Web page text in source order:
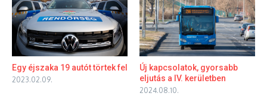
Egy éjszaka 19 autót törtek fel
2023.02.09.
Új kapcsolatok, gyorsabb
eljutás a IV. kerületben
2024.08.10.